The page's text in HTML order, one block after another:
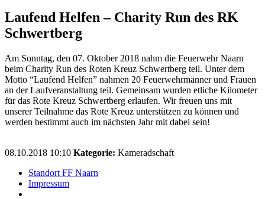
Laufend Helfen – Charity Run des RK
Schwertberg
Am Sonntag, den 07. Oktober 2018 nahm die Feuerwehr Naarn
beim Charity Run des Roten Kreuz Schwertberg teil. Unter dem
Motto “Laufend Helfen” nahmen 20 Feuerwehrmänner und Frauen
an der Laufveranstaltung teil. Gemeinsam wurden etliche Kilometer
für das Rote Kreuz Schwertberg erlaufen. Wir freuen uns mit
unserer Teilnahme das Rote Kreuz unterstützen zu können und
werden bestimmt auch im nächsten Jahr mit dabei sein!
08.10.2018 10:10 Kategorie: Kameradschaft
Standort FF Naarn
Impressum